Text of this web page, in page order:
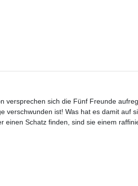
versprechen sich die Fünf Freunde
ist! Was hat es damit auf
Schatz finden, sind sie einem